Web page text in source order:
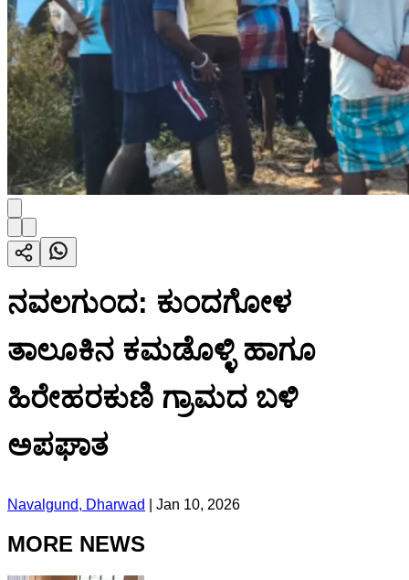
ನವಲಗುಂದ: ಕುಂದಗೋಳ
ತಾಲೂಕಿನ ‌ಕಮಡೊಳ್ಳಿ ಹಾಗೂ
ಹಿರೇಹರಕುಣಿ‌ ಗ್ರಾಮದ ಬಳಿ
ಅಪಘಾತ
Navalgund, Dharwad Jan 10, 2026
MORE NEWS